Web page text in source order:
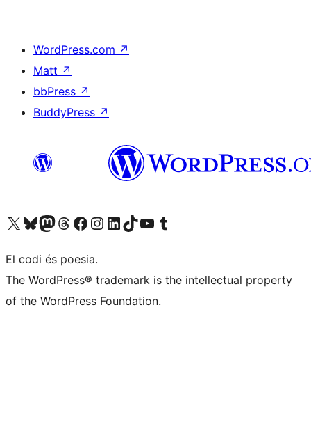
WordPress.com ↗
Matt ↗
bbPress ↗
BuddyPress ↗
Visiteu el nostre compte X (abans Twitter)
Visiteu el nostre compte de Bluesky
Visiteu el nostre compte al Mastodon
Visiteu el nostre compte de Threads
Visiteu la nostra pàgina al Facebook
Visiteu el nostre compte d'Instagram
Visiteu el nostre compte de LinkedIn
Visiteu el nostre compte de TikTok
Visiteu el nostre canal al YouTube
Visiteu el nostre compte de Tumblr
El codi és poesia.
The WordPress® trademark is the intellectual property
of the WordPress Foundation.